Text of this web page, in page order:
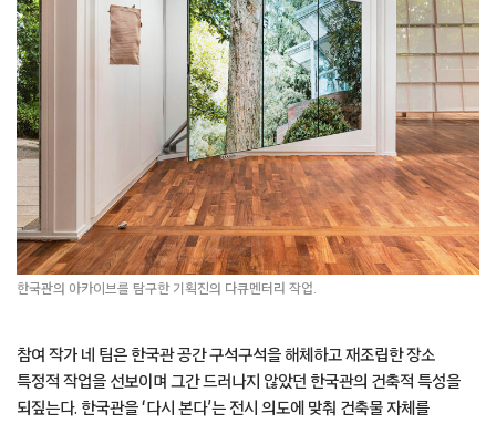
한국관의 아카이브를 탐구한 기획진의 다큐멘터리 작업.
참여 작가 네 팀은 한국관 공간 구석구석을 해체하고 재조립한 장소
특정적 작업을 선보이며 그간 드러나지 않았던 한국관의 건축적 특성을
되짚는다. 한국관을 ‘다시 본다’는 전시 의도에 맞춰 건축물 자체를